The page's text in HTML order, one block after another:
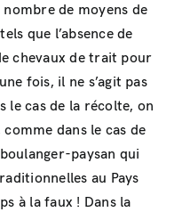
de moyens de
que l’absence de
chevaux de trait pour
fois, il ne s’agit pas
le cas de la récolte, on
dans le cas de
paysan qui
au Pays
à la faux ! Dans la